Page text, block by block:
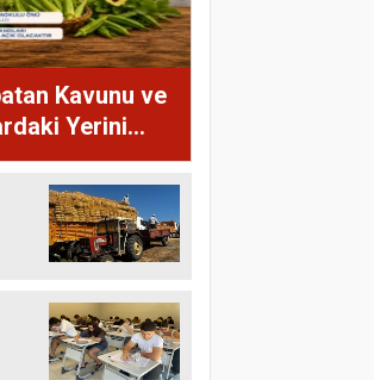
Kavunu ve
Yerini